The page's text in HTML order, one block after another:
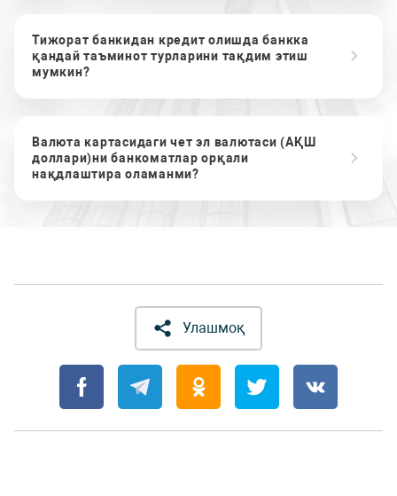
Тижорат банкидан кредит олишда банкка
қандай таъминот турларини тақдим этиш
мумкин?
Валюта картасидаги чет эл валютаси (АҚШ
доллари)ни банкоматлар орқали
нақдлаштира оламанми?
Улашмоқ